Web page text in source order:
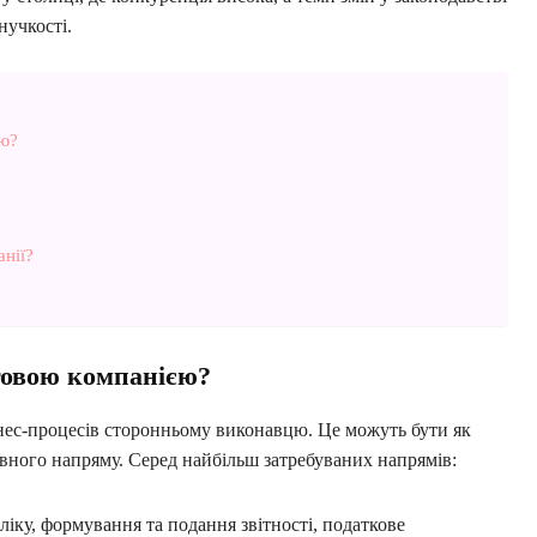
компанією?
процесів сторонньому виконавцю. Це можуть бути як
напряму. Серед найбільш затребуваних напрямів:
формування та подання звітності, податкове